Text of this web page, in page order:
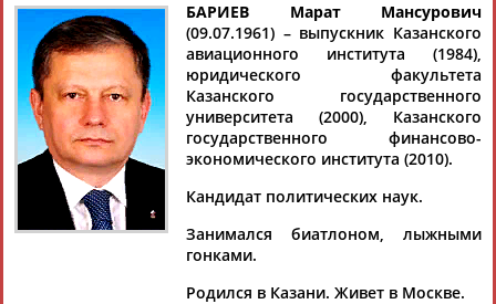
Найдено: 1персона Расширенный поиск
Марат
БАРИЕВ
Ваш запрос: "Марат Бариев"
Документы 1-10 из 12 найденных уникальных документов
Легкая атлетика
БАРИЕВ Марат Мансурович
(09.07.1961) – выпускник Казанского
авиационного института (1984),
юридического факультета
Казанского государственного
университета (2000), Казанского
государственного финансово-
экономического института (2010).
Кандидат политических наук.
Занимался биатлоном, лыжными
гонками.
Родился в Казани. Живет в Москве.